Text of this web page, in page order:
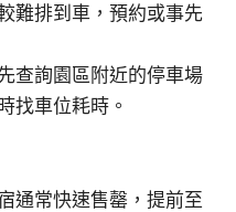
難排到車，預約或事先
查詢園區附近的停車場
找車位耗時。
通常快速售罄，提前至